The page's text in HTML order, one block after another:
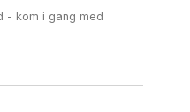
- kom i gang med